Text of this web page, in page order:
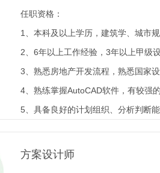
任职资格：
1、本科及以上学历，建筑学、城市
2、6年以上工作经验，3年以上甲级
3、熟悉房地产开发流程，熟悉国家
4、熟练掌握AutoCAD软件，有较强
5、具备良好的计划组织、分析判断
方案设计师